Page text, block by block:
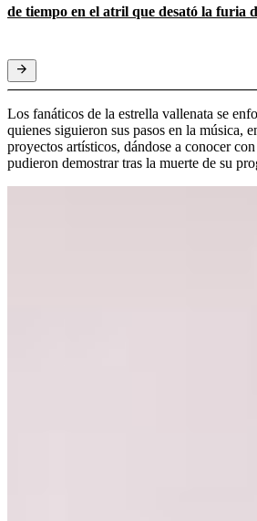
de tiempo en el atril que desató la furia
Los fanáticos de la estrella vallenata se
quienes siguieron sus pasos en la música,
proyectos artísticos, dándose a conocer
pudieron demostrar tras la muerte de su